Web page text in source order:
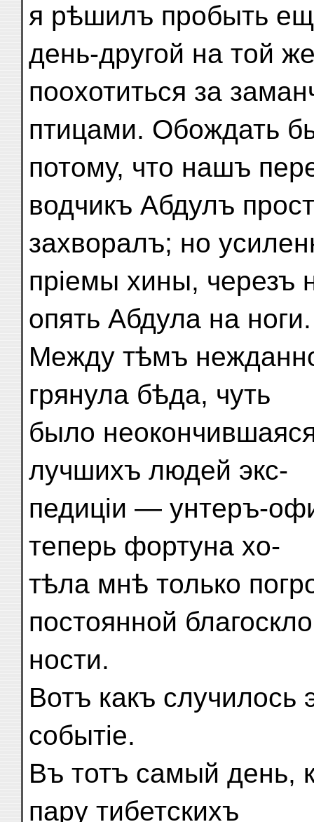
я рѣшилъ пробыть
день-другой на той
поохотиться за
птицами. Обождать
потому, что нашъ
водчикъ Абдулъ
захворалъ; но
пріемы хины, черезъ
опять Абдула на ноги.
Между тѣмъ
грянула бѣда, чуть
было
лучшихъ людей экс-
педиціи — унтеръ-
теперь фортуна хо-
тѣла мнѣ только
постоянной
ности.
Вотъ какъ случилось
событіе.
Въ тотъ самый день,
пару тибетскихъ